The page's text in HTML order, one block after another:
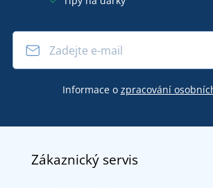
Informace o zpracování
Zákaznický servis